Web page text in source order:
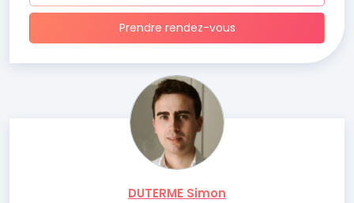
Prendre rendez-vous
DUTERME Simon